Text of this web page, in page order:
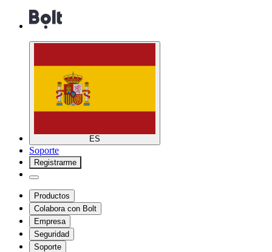
ES
Soporte
Registrarme
Productos
Colabora con Bolt
Empresa
Seguridad
Soporte